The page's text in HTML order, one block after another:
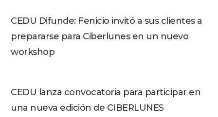
CEDU Difunde: Fenicio invitó a sus clientes a
prepararse para Ciberlunes en un nuevo
workshop
CEDU lanza convocatoria para participar en
una nueva edición de CIBERLUNES